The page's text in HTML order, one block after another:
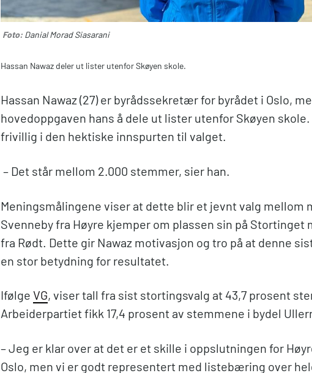
Foto: Danial Morad Siasarani
Hassan Nawaz deler ut lister utenfor Skøyen skole.
Hassan Nawaz (27) er byrådssekretær for byrådet i Oslo,
hovedoppgaven hans å dele ut lister utenfor Skøyen
frivillig i den hektiske innspurten til valget.
– Det står mellom 2.000 stemmer, sier han.
Meningsmålingene viser at dette blir et jevnt valg mellom
Svenneby fra Høyre kjemper om plassen sin på Stortinget
fra Rødt. Dette gir Nawaz motivasjon og tro på at denne
en stor betydning for resultatet.
Ifølge VG, viser tall fra sist stortingsvalg at 43,7 prosent
Arbeiderpartiet fikk 17,4 prosent av stemmene i bydel
– Jeg er klar over at det er et skille i oppslutningen for
Oslo, men vi er godt representert med listebæring over